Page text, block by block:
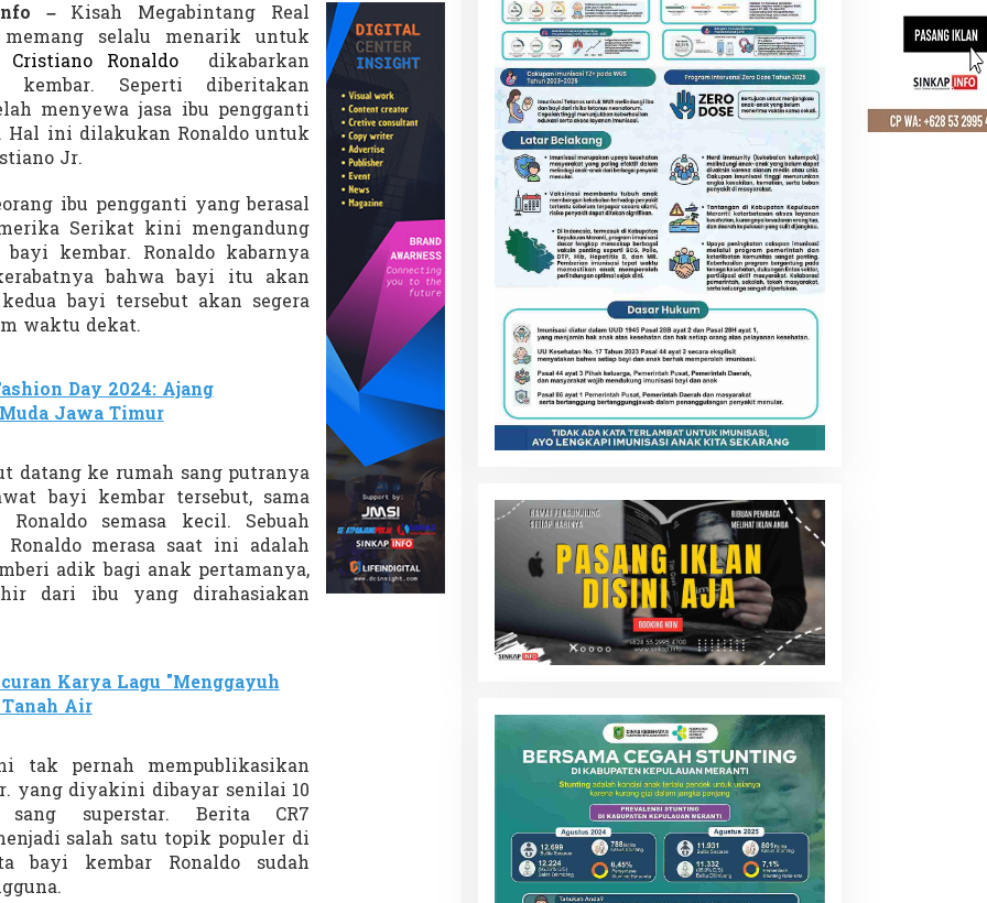
– Kisah Megabintang Real
memang selalu menarik untuk
Cristiano Ronaldo dikabarkan
kembar. Seperti diberitakan
menyewa jasa ibu pengganti
Hal ini dilakukan Ronaldo untuk
Jr.
ibu pengganti yang berasal
Serikat kini mengandung
kembar. Ronaldo kabarnya
bahwa bayi itu akan
bayi tersebut akan segera
waktu dekat.
Day 2024: Ajang
Jawa Timur
datang ke rumah sang putranya
bayi kembar tersebut, sama
semasa kecil. Sebuah
merasa saat ini adalah
adik bagi anak pertamanya,
dari ibu yang dirahasiakan
Karya Lagu "Menggayuh
Air
tak pernah mempublikasikan
yang diyakini dibayar senilai 10
superstar. Berita CR7
salah satu topik populer di
bayi kembar Ronaldo sudah